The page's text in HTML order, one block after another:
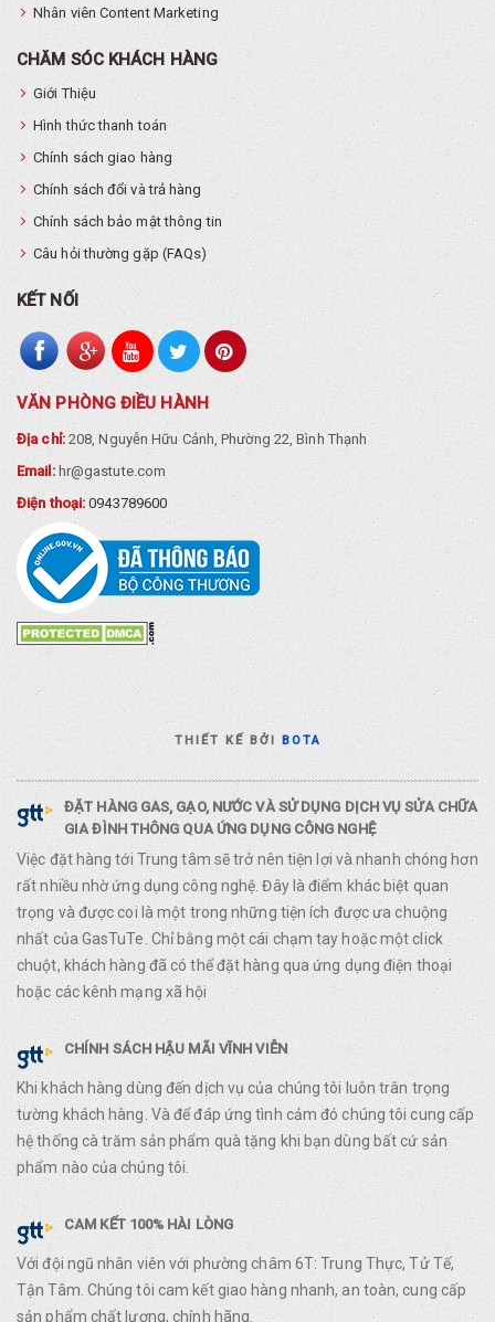
Nhân viên Content Marketing
CHĂM SÓC KHÁCH HÀNG
Giới Thiệu
Hình thức thanh toán
Chính sách giao hàng
Chính sách đổi và trả hàng
Chính sách bảo mật thông tin
Câu hỏi thường gặp (FAQs)
KẾT NỐI
VĂN PHÒNG ĐIỀU HÀNH
Địa chỉ:208, Nguyễn Hữu Cảnh, Phường 22, Bình Thạnh
Email: hr@gastute.com
Điện thoại:0943789600
THIẾT KẾ BỞIBOTA
ĐẶT HÀNG GAS, GẠO, NƯỚC VÀ SỬ DỤNG DỊCH VỤ SỬA CHỮA
GIA ĐÌNH THÔNG QUA ỨNG DỤNG CÔNG NGHỆ
Việc đặt hàng tới Trung tâm sẽ trở nên tiện lợi và nhanh chóng hơn
rất nhiều nhờ ứng dụng công nghệ. Đây là điểm khác biệt quan
trọng và được coi là một trong những tiện ích được ưa chuộng
nhất của GasTuTe. Chỉ bằng một cái chạm tay hoặc một click
chuột, khách hàng đã có thể đặt hàng qua ứng dụng điện thoại
hoặc các kênh mạng xã hội
CHÍNH SÁCH HẬU MÃI VĨNH VIỄN
Khi khách hàng dùng đến dịch vụ của chúng tôi luôn trân trọng
tường khách hàng. Và để đáp ứng tình cảm đó chúng tôi cung cấp
hệ thống cà trăm sản phẩm quà tặng khi bạn dùng bất cứ sản
phẩm nào của chúng tôi.
CAM KẾT 100% HÀI LÒNG
Với đội ngũ nhân viên với phường châm 6T: Trung Thực, Tử Tế,
Tận Tâm. Chúng tôi cam kết giao hàng nhanh, an toàn, cung cấp
sản phẩm chất lượng, chính hãng.